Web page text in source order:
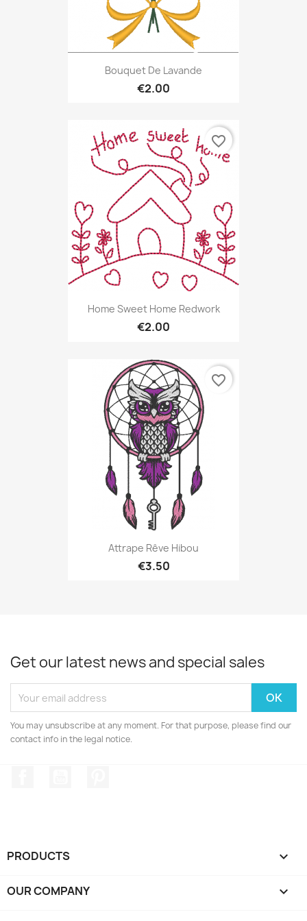
Bouquet De Lavande
€2.00
Home Sweet Home Redwork
€2.00
favorite_border
Attrape Rêve Hibou
€3.50
favorite_border
Get our latest news and special sales
You may unsubscribe at any moment. For that purpose, please find our
contact info in the legal notice.
PRODUCTS 
OUR COMPANY 